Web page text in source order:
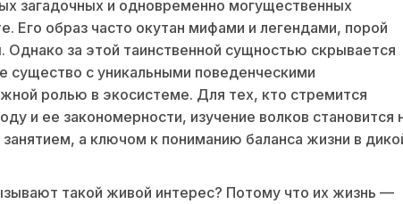
загадочных и одновременно могущественных
Его образ часто окутан мифами и легендами, порой
Однако за этой таинственной сущностью скрывается
существо с уникальными поведенческими
ролью в экосистеме. Для тех, кто стремится
и ее закономерности, изучение волков становится
а ключом к пониманию баланса жизни в
такой живой интерес? Потому что их жизнь —